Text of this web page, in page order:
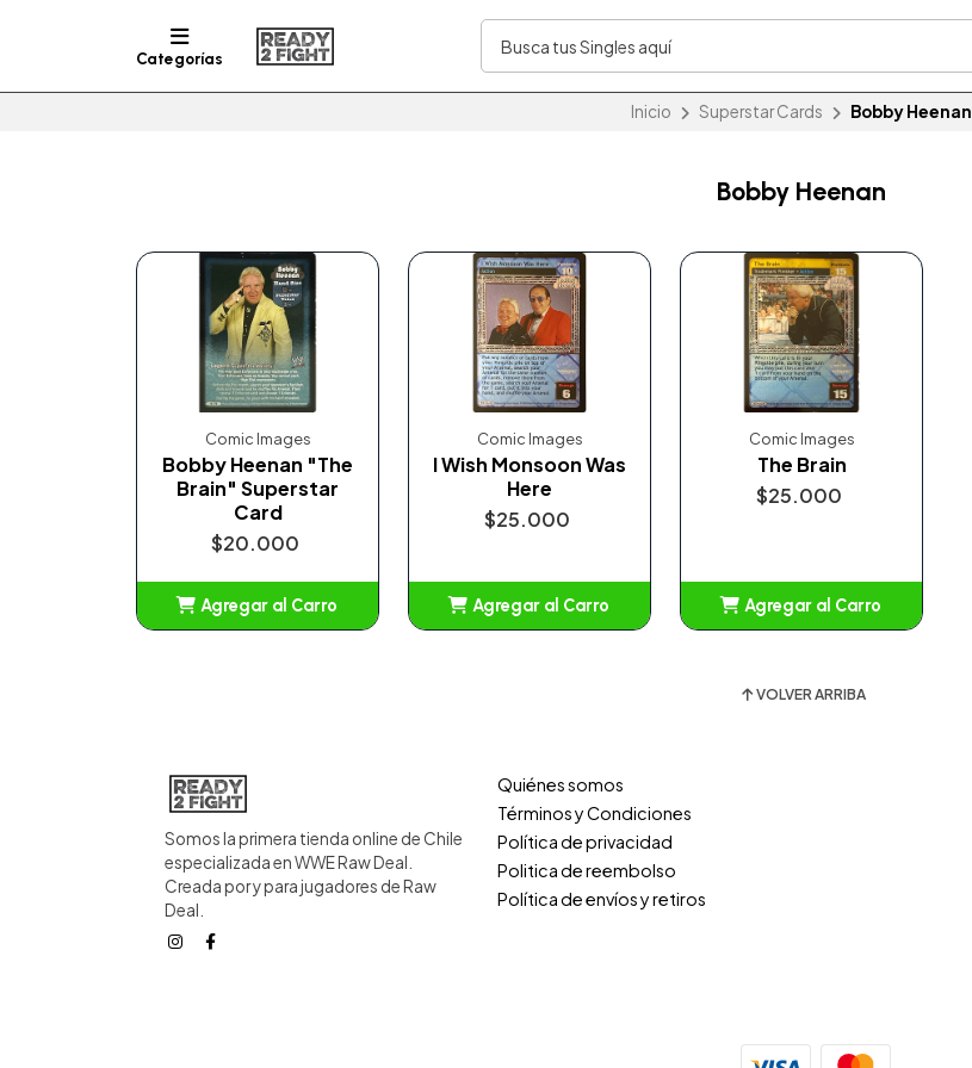
Categorías
Inicio Superstar Cards Bobby Heenan
Bobby Heenan
Comic Images
Bobby Heenan "The
Brain" Superstar
Card
$20.000
Agregar al Carro
Comic Images
I Wish Monsoon Was
Here
$25.000
Agregar al Carro
Comic Images
The Brain
$25.000
Agregar al Carro
VOLVER ARRIBA
Somos la primera tienda online de Chile
especializada en WWE Raw Deal.
Creada por y para jugadores de Raw
Deal.
Quiénes somos
Términos y Condiciones
Política de privacidad
Politica de reembolso
Política de envíos y retiros